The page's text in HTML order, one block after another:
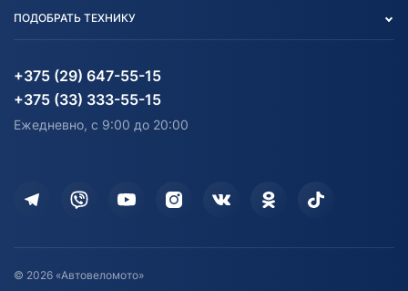
Блог
Карта сайта
Согласие на обработку
Информация до получения
согласия на обработку
Дополнительные услуги
Оставить отзыв
Договор публичной оферты
Агротехника
Водный транспорт
Электротранспорт
ПОДОБРАТЬ ТЕХНИКУ
Агротехника
Электротранспорт
+375 (29) 647-55-15
+375 (33) 333-55-15
Ежедневно, с 9:00 до 20:00
© 2026 «Автовеломото»